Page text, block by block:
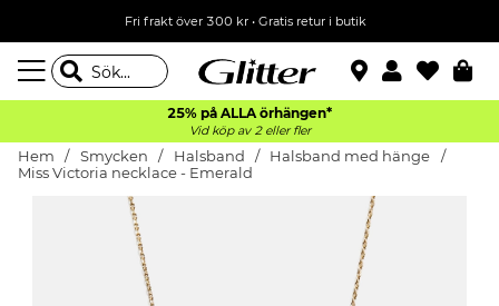
Fri frakt över 300 kr• Gratis retur i butik
25% på ALLA örhängen*
Vid köp av 2 eller fler
Hem Smycken Halsband
Halsband med hänge
Miss Victoria necklace - Emerald